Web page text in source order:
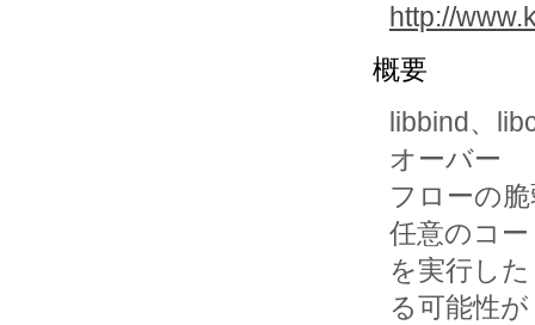
http://
概要
libbind、
オーバー
フローの
任意のコ
を実行し
る可能性が